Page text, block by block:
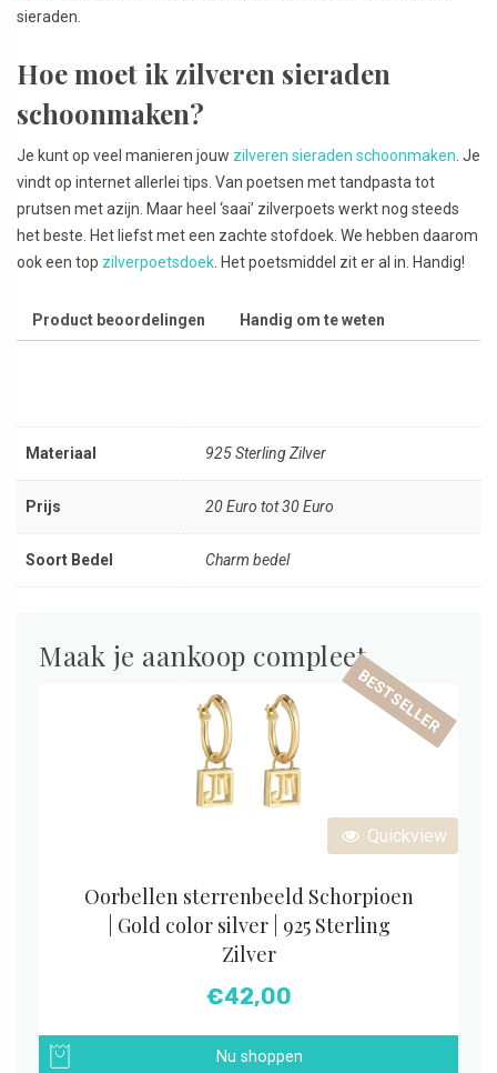
sieraden.
Hoe moet ik zilveren sieraden
schoonmaken?
Je kunt op veel manieren jouw zilveren sieraden schoonmaken . Je
vindt op internet allerlei tips. Van poetsen met tandpasta tot
prutsen met azijn. Maar heel ‘saai’ zilverpoets werkt nog steeds
het beste. Het liefst met een zachte stofdoek. We hebben daarom
ook een top zilverpoetsdoek . Het poetsmiddel zit er al in. Handig!
Product beoordelingen Handig om te weten
Materiaal 925 Sterling Zilver
Prijs 20 Euro tot 30 Euro
Soort Bedel Charm bedel
Maak je aankoop compleet
Quickview
BESTSELLER
Oorbellen sterrenbeeld Schorpioen
| Gold color silver | 925 Sterling
Zilver
€42,00
Nu shoppen